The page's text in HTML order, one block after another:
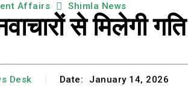
Affairs Shimla News
से मिलेगी
Desk Date: January 14, 2026